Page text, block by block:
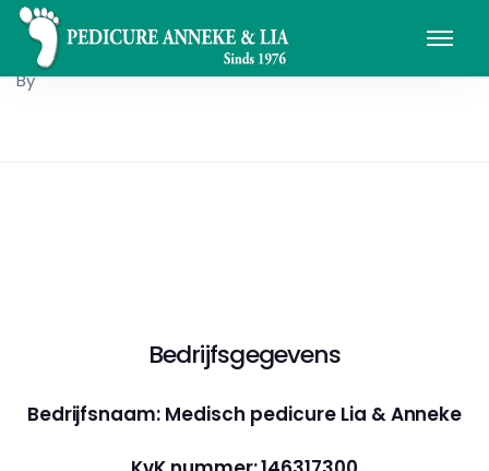
By
Bedrijfsgegevens
Bedrijfsnaam: Medisch pedicure Lia & Anneke